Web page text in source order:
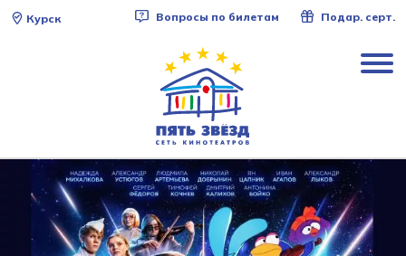
Курск Вопросы по билетам Подар. серт.